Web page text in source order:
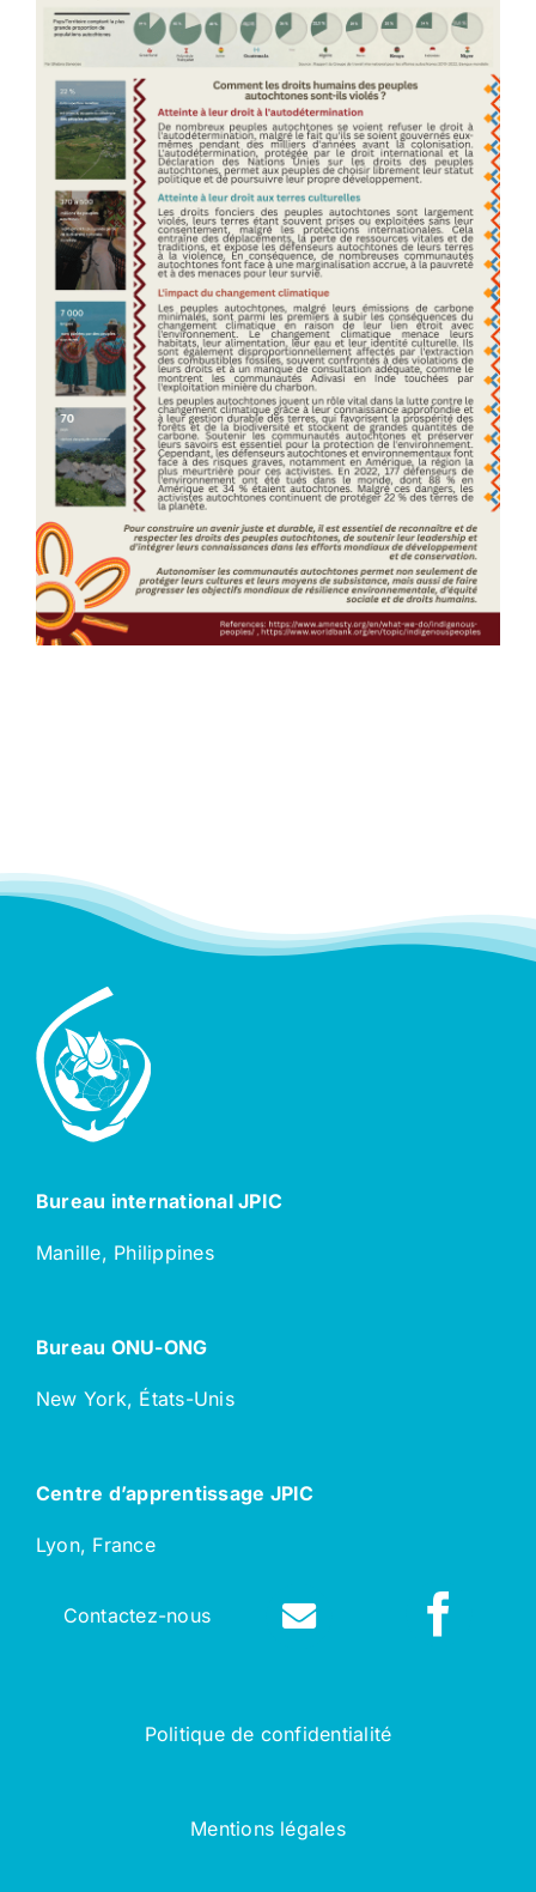
Bureau international JPIC
Manille, Philippines
Bureau ONU-ONG
New York, États-Unis
Centre d’apprentissage JPIC
Lyon, France
Contactez-nous
Politique de confidentialité
Mentions légales